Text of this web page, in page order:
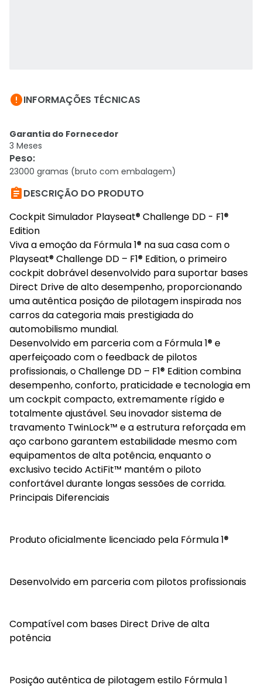
INFORMAÇÕES TÉCNICAS
Garantia do Fornecedor
3 Meses
Peso:
23000 gramas (bruto com embalagem)
DESCRIÇÃO DO PRODUTO
Cockpit Simulador Playseat® Challenge DD - F1®
Edition
Viva a emoção da Fórmula 1® na sua casa com o
Playseat® Challenge DD – F1® Edition, o primeiro
cockpit dobrável desenvolvido para suportar bases
Direct Drive de alto desempenho, proporcionando
uma autêntica posição de pilotagem inspirada nos
carros da categoria mais prestigiada do
automobilismo mundial.
Desenvolvido em parceria com a Fórmula 1® e
aperfeiçoado com o feedback de pilotos
profissionais, o Challenge DD – F1® Edition combina
desempenho, conforto, praticidade e tecnologia em
um cockpit compacto, extremamente rígido e
totalmente ajustável. Seu inovador sistema de
travamento TwinLock™ e a estrutura reforçada em
aço carbono garantem estabilidade mesmo com
equipamentos de alta potência, enquanto o
exclusivo tecido ActiFit™ mantém o piloto
confortável durante longas sessões de corrida.
Principais Diferenciais
Produto oficialmente licenciado pela Fórmula 1®
Desenvolvido em parceria com pilotos profissionais
Compatível com bases Direct Drive de alta
potência
Posição autêntica de pilotagem estilo Fórmula 1